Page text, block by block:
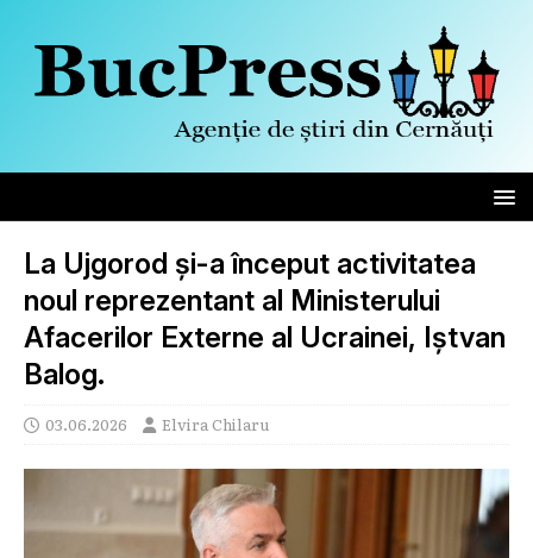
La Ujgorod și-a început activitatea
noul reprezentant al Ministerului
Afacerilor Externe al Ucrainei, Iștvan
Balog.
03.06.2026 Elvira Chilaru